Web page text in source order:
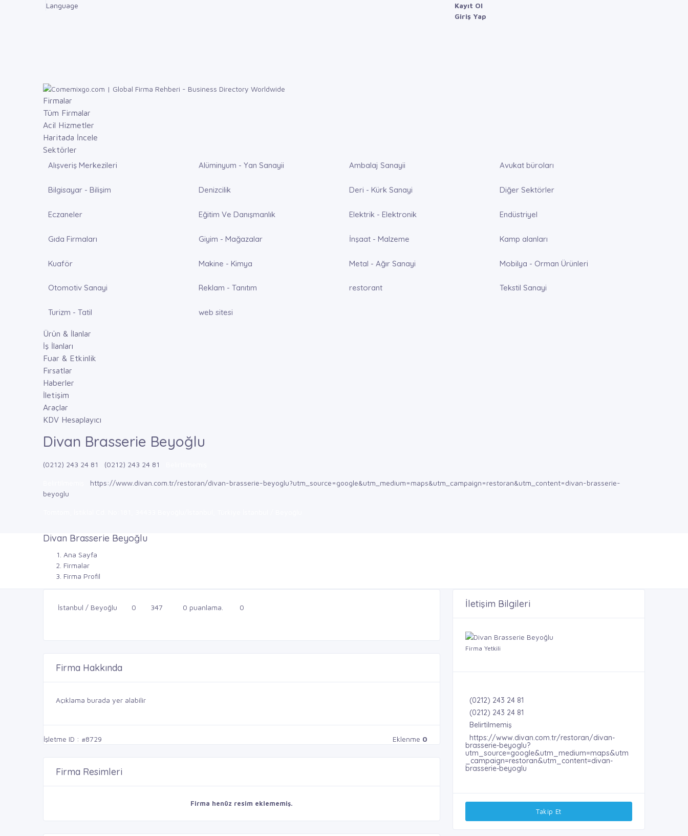
Language
Kayıt Ol
Giriş Yap
Firmalar
Tüm Firmalar
Acil Hizmetler
Haritada İncele
Sektörler
Alışveriş Merkezileri Alüminyum - Yan Sanayii Ambalaj Sanayii Avukat büroları
Bilgisayar - Bilişim Denizcilik Deri - Kürk Sanayi Diğer Sektörler
Eczaneler Eğitim Ve Danışmanlık Elektrik - Elektronik Endüstriyel
Gıda Firmaları Giyim - Mağazalar İnşaat - Malzeme Kamp alanları
Kuaför Makine - Kimya Metal - Ağır Sanayi Mobilya - Orman Ürünleri
Otomotiv Sanayi Reklam - Tanıtım restorant Tekstil Sanayi
Turizm - Tatil web sitesi
Ürün & İlanlar
İş İlanları
Fuar & Etkinlik
Fırsatlar
Haberler
İletişim
Araçlar
KDV Hesaplayıcı
Divan Brasserie Beyoğlu
(0212) 243 24 81 (0212) 243 24 81
https://www.divan.com.tr/restoran/divan-brasserie-beyoglu?utm_source=google&utm_medium=maps&utm_campaign=restoran&utm_content=divan-brasserie-
beyoglu
Divan Brasserie Beyoğlu
Ana Sayfa
Firmalar
Firma Profil
İstanbul / Beyoğlu 0 347 0 puanlama. 0
Firma Hakkında
Açıklama burada yer alabilir
İşletme ID : #8729 Eklenme 0
Firma Resimleri
Firma henüz resim eklememiş.
İletişim Bilgileri
Firma Yetkili
(0212) 243 24 81
(0212) 243 24 81
Belirtilmemiş
https://www.divan.com.tr/restoran/divan-
brasserie-beyoglu?
utm_source=google&utm_medium=maps&utm
_campaign=restoran&utm_content=divan-
brasserie-beyoglu
Takip Et